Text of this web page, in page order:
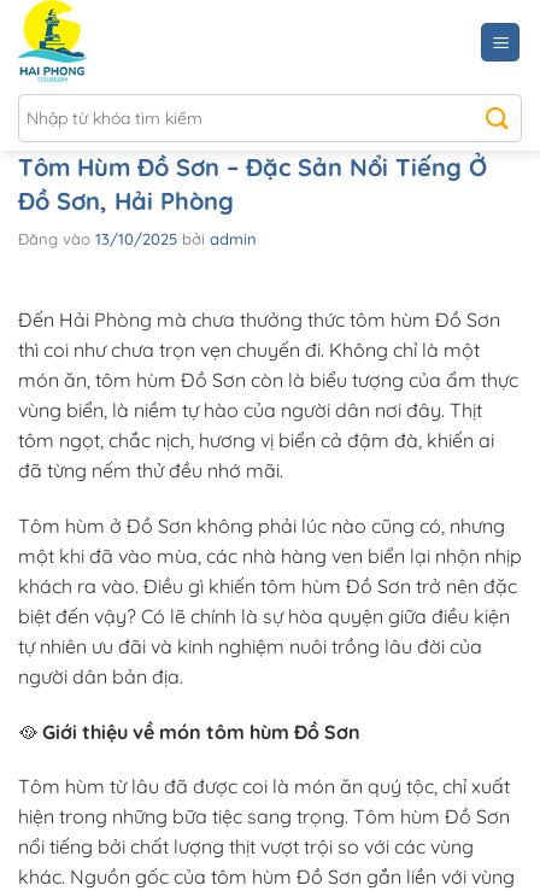
qua
nội
dung
Tôm Hùm Đồ Sơn – Đặc Sản Nổi Tiếng Ở
Đồ Sơn, Hải Phòng
Đăng vào 13/10/2025 bởi admin
Đến Hải Phòng mà chưa thưởng thức tôm hùm Đồ Sơn
thì coi như chưa trọn vẹn chuyến đi. Không chỉ là một
món ăn, tôm hùm Đồ Sơn còn là biểu tượng của ẩm thực
vùng biển, là niềm tự hào của người dân nơi đây. Thịt
tôm ngọt, chắc nịch, hương vị biển cả đậm đà, khiến ai
đã từng nếm thử đều nhớ mãi.
Tôm hùm ở Đồ Sơn không phải lúc nào cũng có, nhưng
một khi đã vào mùa, các nhà hàng ven biển lại nhộn nhịp
khách ra vào. Điều gì khiến tôm hùm Đồ Sơn trở nên đặc
biệt đến vậy? Có lẽ chính là sự hòa quyện giữa điều kiện
tự nhiên ưu đãi và kinh nghiệm nuôi trồng lâu đời của
người dân bản địa.
🥘 Giới thiệu về món tôm hùm Đồ Sơn
Tôm hùm từ lâu đã được coi là món ăn quý tộc, chỉ xuất
hiện trong những bữa tiệc sang trọng. Tôm hùm Đồ Sơn
nổi tiếng bởi chất lượng thịt vượt trội so với các vùng
khác. Nguồn gốc của tôm hùm Đồ Sơn gắn liền với vùng